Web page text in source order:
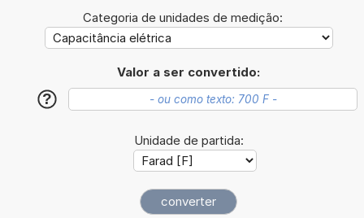
Categoria de unidades de medição:
Valor a ser convertido:
?
Unidade de partida: